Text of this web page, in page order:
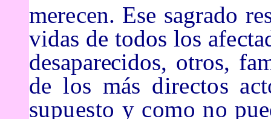
merecen. Ese sagrado
vidas de todos los
desaparecidos, otros,
de los más directos
supuesto y como no